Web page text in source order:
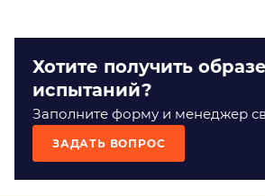
Хотите получить
испытаний?
Заполните форму и менеджер
ЗАДАТЬ ВОПРОС